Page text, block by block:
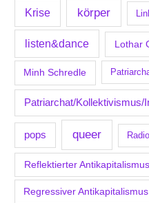
Krise körper
listen&dance Lothar
Minh Schredle
Patriarchat/Kollektivismus/
pops queer
Reflektierter Antikapitalismus
Regressiver Antikapitalismus